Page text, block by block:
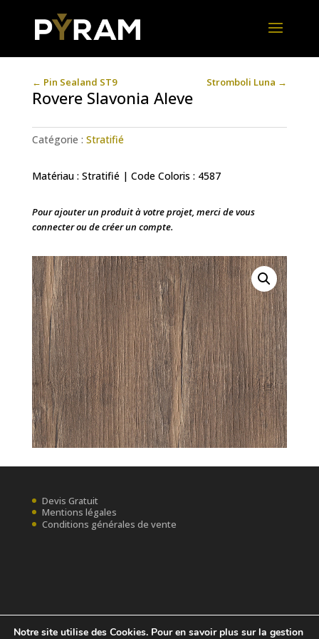
← Pin Sealand ST9 Stromboli Luna →
Rovere Slavonia Aleve
Catégorie : Stratifié
Matériau : Stratifié | Code Coloris : 4587
Pour ajouter un produit à votre projet, merci de vous
connecter ou de créer un compte.
Devis Gratuit
Mentions légales
Conditions générales de vente
Notre site utilise des Cookies. Pour en savoir plus sur la gestion